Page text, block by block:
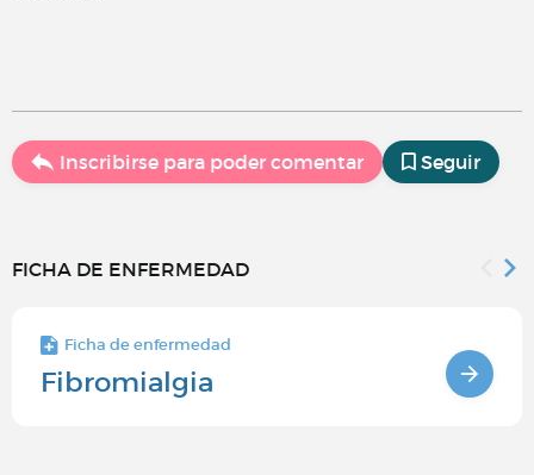
Inscribirse para poder comentar Seguir
FICHA DE ENFERMEDAD
Ficha de enfermedad
Fibromialgia